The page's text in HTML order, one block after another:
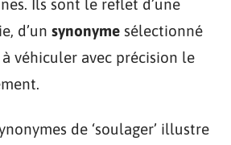
Ils sont le reflet d’une
d’un synonyme sélectionné
véhiculer avec précision le
de ‘soulager’ illustre